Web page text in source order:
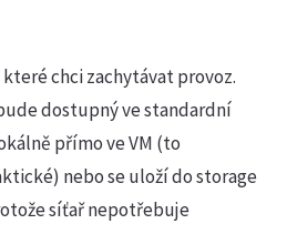
chci zachytávat provoz.
dostupný ve standardní
přímo ve VM (to
nebo se uloží do storage
síťař nepotřebuje